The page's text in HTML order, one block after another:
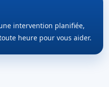
intervention planifiée,
heure pour vous aider.